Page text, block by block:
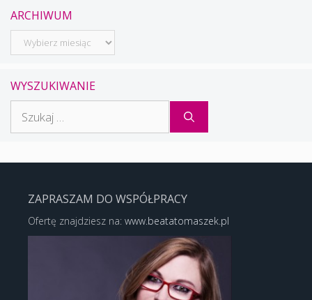
ARCHIWUM
Archiwum
WYSZUKIWANIE
ZAPRASZAM DO WSPÓŁPRACY
Ofertę znajdziesz na: www.beatatomaszek.pl